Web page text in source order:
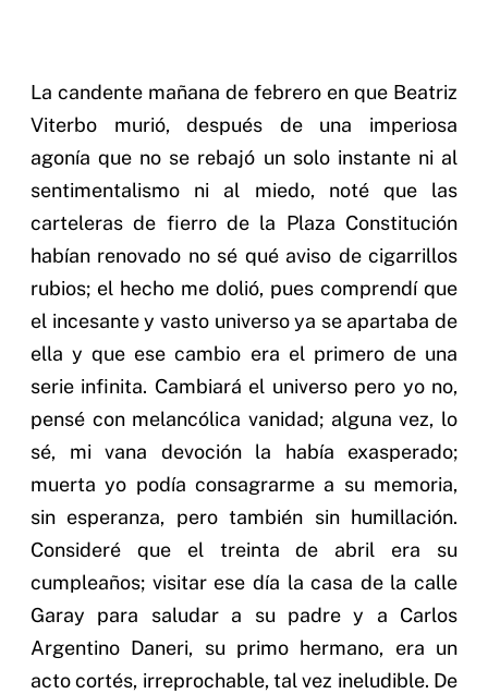
La candente mañana de febrero en que Beatriz
Viterbo murió, después de una imperiosa
agonía que no se rebajó un solo instante ni al
sentimentalismo ni al miedo, noté que las
carteleras de fierro de la Plaza Constitución
habían renovado no sé qué aviso de cigarrillos
rubios; el hecho me dolió, pues comprendí que
el incesante y vasto universo ya se apartaba de
ella y que ese cambio era el primero de una
serie infinita. Cambiará el universo pero yo no,
pensé con melancólica vanidad; alguna vez, lo
sé, mi vana devoción la había exasperado;
muerta yo podía consagrarme a su memoria,
sin esperanza, pero también sin humillación.
Consideré que el treinta de abril era su
cumpleaños; visitar ese día la casa de la calle
Garay para saludar a su padre y a Carlos
Argentino Daneri, su primo hermano, era un
acto cortés, irreprochable, tal vez ineludible. De